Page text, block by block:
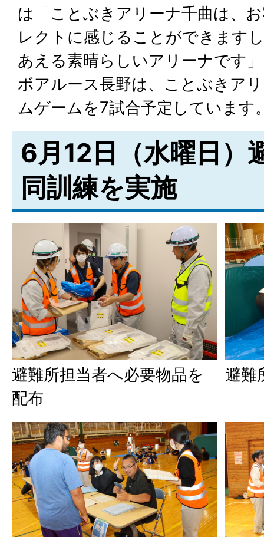
は「ことぶきアリーナ千曲は、
レクトに感じることができます
あえる素晴らしいアリーナです
ボアルース長野は、ことぶきア
ムゲームを7試合予定しています
6月12日（水曜日）
同訓練を実施
避難所担当者へ必要物品を
配布
避難